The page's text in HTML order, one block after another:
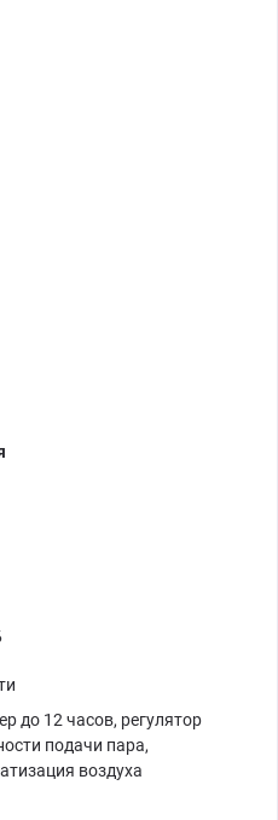
до 12 часов, регулятор
подачи пара,
воздуха